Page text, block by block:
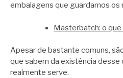
embalagens que guardamos os
Masterbatch: o que
Apesar de bastante comuns,
que sabem da existência desse
realmente serve.